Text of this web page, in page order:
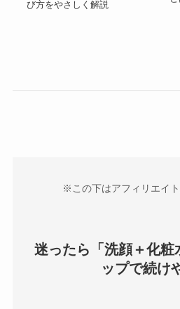
び方をやさしく解説
※この下はアフィリエイ
迷ったら「洗顔＋化粧
ップで続け